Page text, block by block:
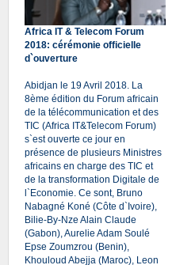
Africa IT & Telecom Forum
2018: cérémonie officielle
d`ouverture
Abidjan le 19 Avril 2018. La
8ème édition du Forum africain
de la télécommunication et des
TIC (Africa IT&Telecom Forum)
s`est ouverte ce jour en
présence de plusieurs Ministres
africains en charge des TIC et
de la transformation Digitale de
l`Economie. Ce sont, Bruno
Nabagné Koné (Côte d`Ivoire),
Bilie-By-Nze Alain Claude
(Gabon), Aurelie Adam Soulé
Epse Zoumzrou (Benin),
Khouloud Abejja (Maroc), Leon